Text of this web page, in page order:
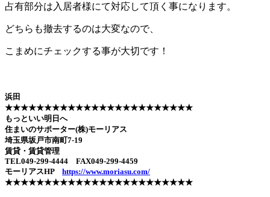
占有部分は入居者様にて対応して頂く事になります。
どちらも撤去するのは大変なので、
こまめにチェックする事が大切です！
浜田
★★★★★★★★★★★★★★★★★★★★★★★★
もっといい明日へ
住まいのサポーター(株)モーリアス
埼玉県坂戸市南町7-19
賃貸・賃貸管理
TEL049-299-4444 FAX049-299-4459
モーリアスHP https://www.moriasu.com/
★★★★★★★★★★★★★★★★★★★★★★★★